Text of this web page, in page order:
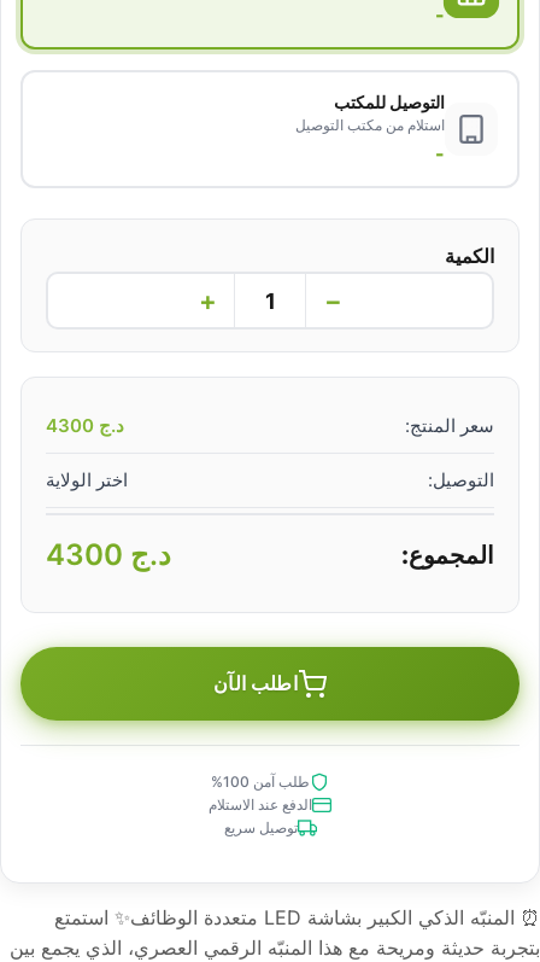
-
التوصيل للمكتب
استلام من مكتب التوصيل
-
الكمية
−
+
سعر المنتج: د.ج
التوصيل: اختر الولاية
المجموع: د.ج
اطلب الآن
طلب آمن 100%
الدفع عند الاستلام
توصيل سريع
⏰ المنبّه الذكي الكبير بشاشة LED متعددة الوظائف✨ استمتع
بتجربة حديثة ومريحة مع هذا المنبّه الرقمي العصري، الذي يجمع بين